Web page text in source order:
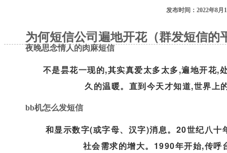
发布时间：2022年8月
为何短信公司遍地开花（群发短信的
夜晚思念情人的肉麻短信
不是昙花一现的,其实真爱太多太多,遍地开花,
久的温暖。直到今天才知道,世界上
bb机怎么发短信
和显示数字(或字母、汉字)消息。20世纪八
社会需求的增大。1990年开始,传